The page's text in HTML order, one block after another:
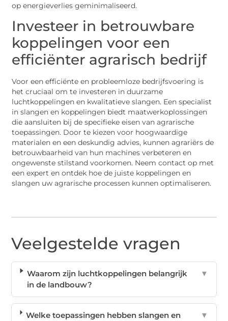
op energieverlies geminimaliseerd.
Investeer in betrouwbare
koppelingen voor een
efficiënter agrarisch bedrijf
Voor een efficiënte en probleemloze bedrijfsvoering is
het cruciaal om te investeren in duurzame
luchtkoppelingen en kwalitatieve slangen. Een specialist
in slangen en koppelingen biedt maatwerkoplossingen
die aansluiten bij de specifieke eisen van agrarische
toepassingen. Door te kiezen voor hoogwaardige
materialen en een deskundig advies, kunnen agrariërs de
betrouwbaarheid van hun machines verbeteren en
ongewenste stilstand voorkomen. Neem contact op met
een expert en ontdek hoe de juiste koppelingen en
slangen uw agrarische processen kunnen optimaliseren.
Veelgestelde vragen
Waarom zijn luchtkoppelingen belangrijk
in de landbouw?
▼
Welke toepassingen hebben slangen en
▼